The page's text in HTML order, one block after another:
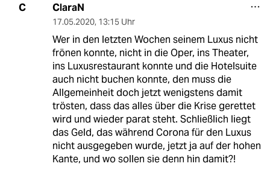
C ClaraN
17.05.2020, 13:15 Uhr
Wer in den letzten Wochen seinem Luxus nicht
frönen konnte, nicht in die Oper, ins Theater,
ins Luxusrestaurant konnte und die Hotelsuite
auch nicht buchen konnte, den muss die
Allgemeinheit doch jetzt wenigstens damit
trösten, dass das alles über die Krise gerettet
wird und wieder parat steht. Schließlich liegt
das Geld, das während Corona für den Luxus
nicht ausgegeben wurde, jetzt ja auf der hohen
Kante, und wo sollen sie denn hin damit?!